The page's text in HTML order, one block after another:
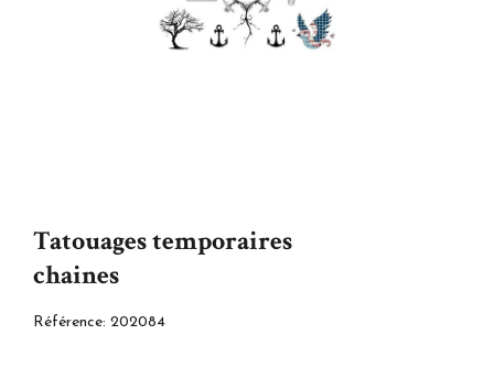
Tatouages temporaires
chaines
Référence: 202084